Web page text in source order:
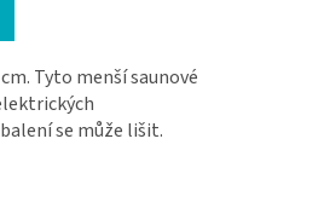
Tyto menší saunové
se může lišit.